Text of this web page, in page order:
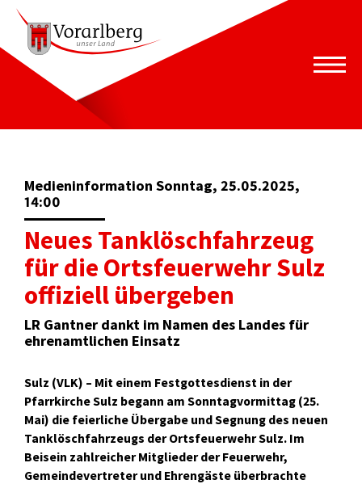
Medieninformation Sonntag, 25.05.2025,
14:00
Neues Tanklöschfahrzeug
für die Ortsfeuerwehr Sulz
offiziell übergeben
LR Gantner dankt im Namen des Landes für
ehrenamtlichen Einsatz
Sulz (VLK) – Mit einem Festgottesdienst in der
Pfarrkirche Sulz begann am Sonntagvormittag (25.
Mai) die feierliche Übergabe und Segnung des neuen
Tanklöschfahrzeugs der Ortsfeuerwehr Sulz. Im
Beisein zahlreicher Mitglieder der Feuerwehr,
Gemeindevertreter und Ehrengäste überbrachte